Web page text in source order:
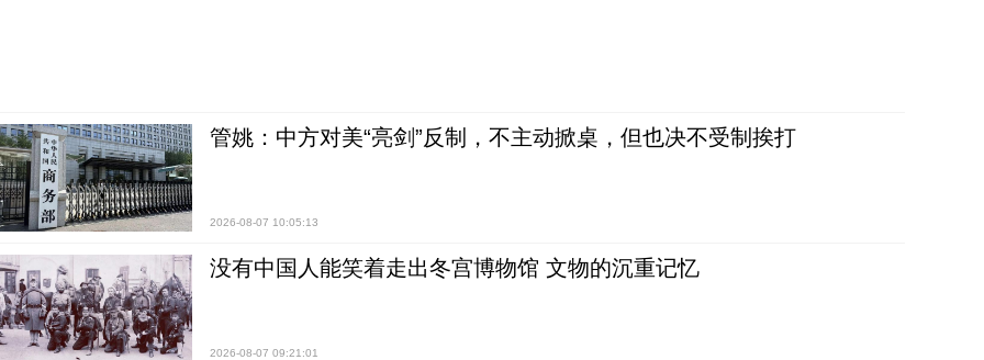
管姚：中方对美“亮剑”反制，不主动掀桌，但也决不受制挨打
2026-08-07 10:05:13
没有中国人能笑着走出冬宫博物馆 文物的沉重记忆
2026-08-07 09:21:01